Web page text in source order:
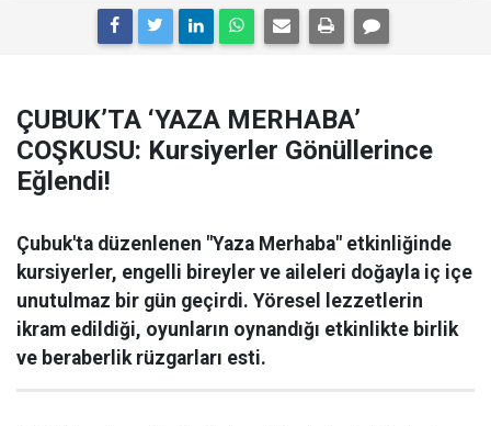
ÇUBUK’TA ‘YAZA MERHABA’
COŞKUSU: Kursiyerler Gönüllerince
Eğlendi!
Çubuk'ta düzenlenen "Yaza Merhaba" etkinliğinde
kursiyerler, engelli bireyler ve aileleri doğayla iç içe
unutulmaz bir gün geçirdi. Yöresel lezzetlerin
ikram edildiği, oyunların oynandığı etkinlikte birlik
ve beraberlik rüzgarları esti.